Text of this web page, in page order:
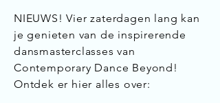
NIEUWS! Vier zaterdagen lang kan
je genieten van de inspirerende
dansmasterclasses van
Contemporary Dance Beyond!
Ontdek er hier alles over: